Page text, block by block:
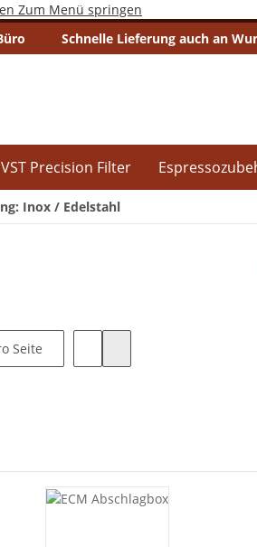
Zum Menü springen
Schnelle Lieferung auch an
VST Precision Filter
Inox / Edelstahl
Seite